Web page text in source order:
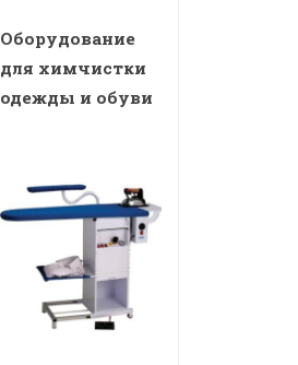
Оборудование
для химчистки
одежды и обуви